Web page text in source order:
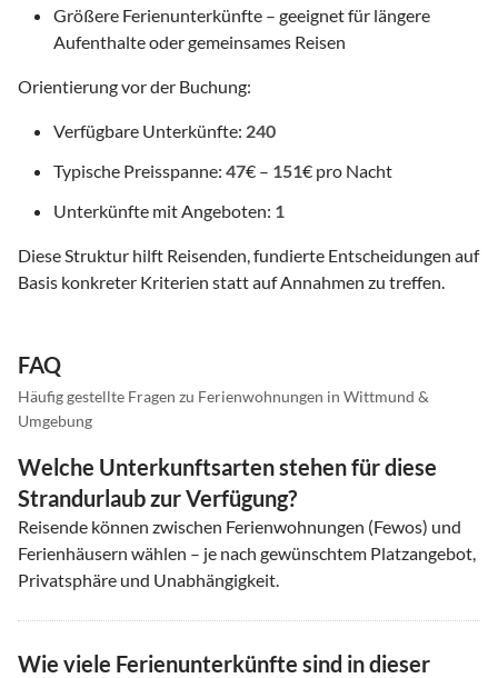
Größere Ferienunterkünfte – geeignet für längere
Aufenthalte oder gemeinsames Reisen
Orientierung vor der Buchung:
Verfügbare Unterkünfte: 240
Typische Preisspanne: 47€ – 151€ pro Nacht
Unterkünfte mit Angeboten: 1
Diese Struktur hilft Reisenden, fundierte Entscheidungen auf
Basis konkreter Kriterien statt auf Annahmen zu treffen.
FAQ
Häufig gestellte Fragen zu Ferienwohnungen in Wittmund &
Umgebung
Welche Unterkunftsarten stehen für diese
Strandurlaub zur Verfügung?
Reisende können zwischen Ferienwohnungen (Fewos) und
Ferienhäusern wählen – je nach gewünschtem Platzangebot,
Privatsphäre und Unabhängigkeit.
Wie viele Ferienunterkünfte sind in dieser